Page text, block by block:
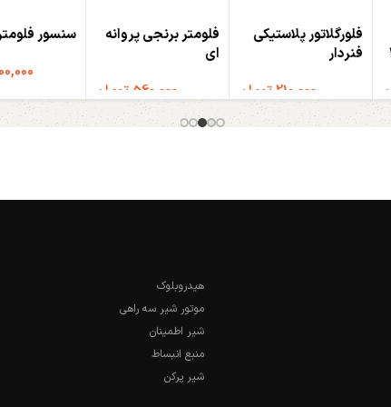
فلورگلاتور پلاستیکی
فنردار
210,000تومان
افزودن به سبد خرید
فلومتر برنجی پروانه
ای
560,000تومان
افزودن به سبد خرید
سنسور فلومتر
500,000
افزودن به سبد
هیدروبلوک
موتور شیر سه راهی
شیر اطمینان
منبع انبساط
شیر پرکن